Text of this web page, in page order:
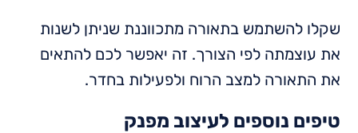
שקלו להשתמש בתאורה מתכווננת שניתן לשנות
את עוצמתה לפי הצורך. זה יאפשר לכם להתאים
את התאורה למצב הרוח ולפעילות בחדר.
טיפים נוספים לעיצוב מפנק